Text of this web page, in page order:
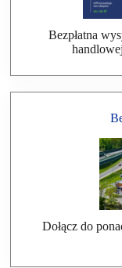
Bezpłatna
Dołącz do